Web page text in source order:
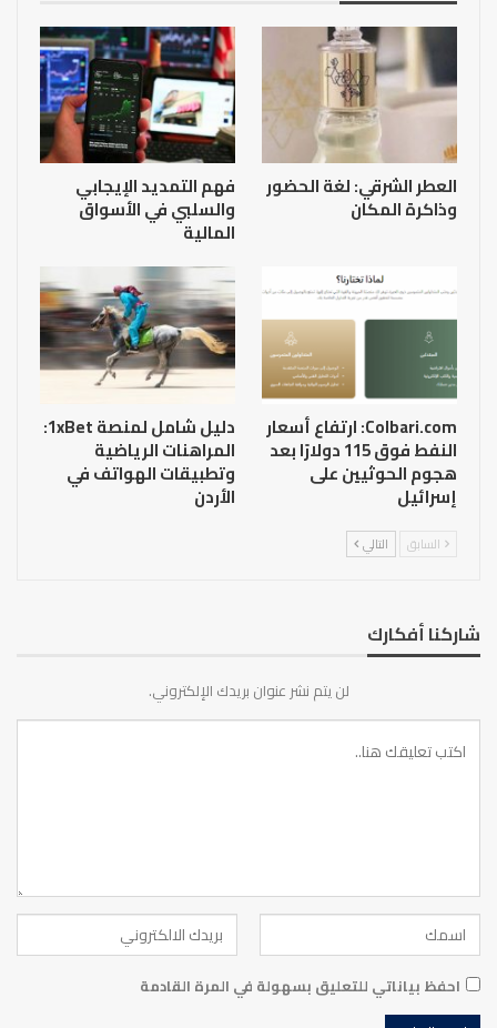
العطر الشرقي: لغة الحضور
وذاكرة المكان
فهم التمديد الإيجابي
والسلبي في الأسواق
المالية
Colbari.com: ارتفاع أسعار
النفط فوق 115 دولارًا بعد
هجوم الحوثيين على
إسرائيل
دليل شامل لمنصة 1xBet:
المراهنات الرياضية
وتطبيقات الهواتف في
الأردن
السابق التالي
شاركنا أفكارك
لن يتم نشر عنوان بريدك الإلكتروني.
احفظ بياناتي للتعليق بسهولة في المرة القادمة